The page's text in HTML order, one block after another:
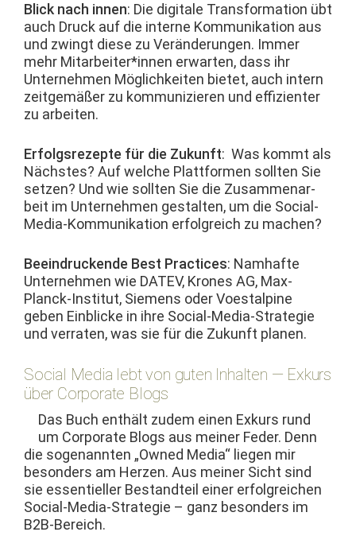
Blick nach innen: Die dig­i­tale Trans­for­ma­tion übt
auch Druck auf die interne Kom­mu­nika­tion aus
und zwingt diese zu Verän­derun­gen. Immer
mehr Mitarbeiter*innen erwarten, dass ihr
Unternehmen Möglichkeit­en bietet, auch intern
zeit­gemäßer zu kom­mu­nizieren und effizien­ter
zu arbeiten.
Erfol­gsrezepte für die Zukun­ft: Was kommt als
Näch­stes? Auf welche Plat­tfor­men soll­ten Sie
set­zen? Und wie soll­ten Sie die Zusam­me­nar­
beit im Unternehmen gestal­ten, um die Social-
Media-Kom­mu­nika­tion erfol­gre­ich zu machen?
Beein­druck­ende Best Prac­tices: Namhafte
Unternehmen wie DATEV, Kro­nes AG, Max-
Planck-Insti­tut, Siemens oder Voestalpine
geben Ein­blicke in ihre Social-Media-Strate­gie
und ver­rat­en, was sie für die Zukun­ft planen.
Social Media lebt von guten Inhalten — Exkurs
über Corporate Blogs
Das Buch enthält zudem einen Exkurs rund
um Cor­po­rate Blogs aus mein­er Fed­er. Denn
die soge­nan­nten „Owned Media“ liegen mir
beson­ders am Herzen. Aus mein­er Sicht sind
sie essen­tieller Bestandteil ein­er erfol­gre­ichen
Social-Media-Strate­gie – ganz beson­ders im
B2B-Bereich.